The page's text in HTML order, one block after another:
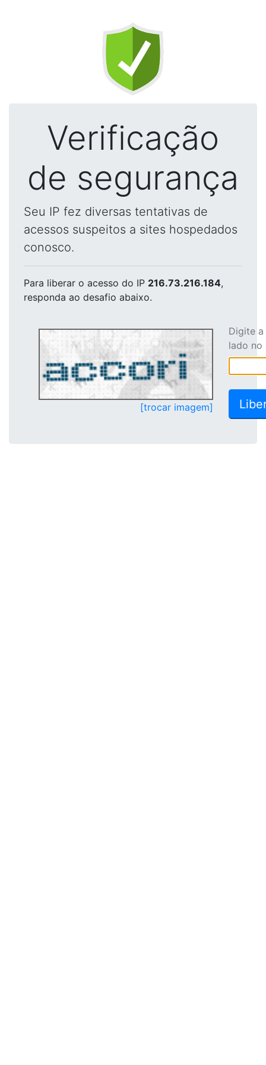
Verificação
de segurança
Seu IP fez diversas tentativas de
acessos suspeitos a sites hospedados
conosco.
Para liberar o acesso do IP 216.73.216.184,
responda ao desafio abaixo.
[trocar imagem]
Digite
lado no